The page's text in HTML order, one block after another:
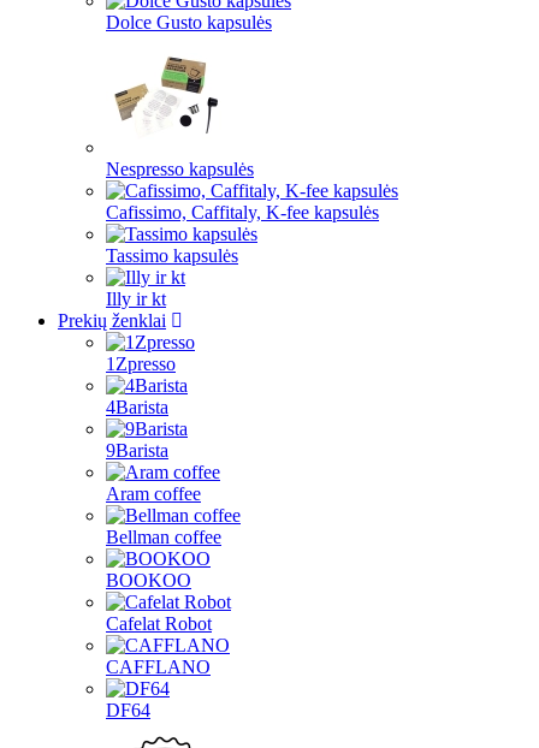
Dolce Gusto kapsulės
Nespresso kapsulės
Cafissimo, Caffitaly, K-fee kapsulės
Tassimo kapsulės
Illy ir kt
Prekių ženklai
1Zpresso
4Barista
9Barista
Aram coffee
Bellman coffee
BOOKOO
Cafelat Robot
CAFFLANO
DF64